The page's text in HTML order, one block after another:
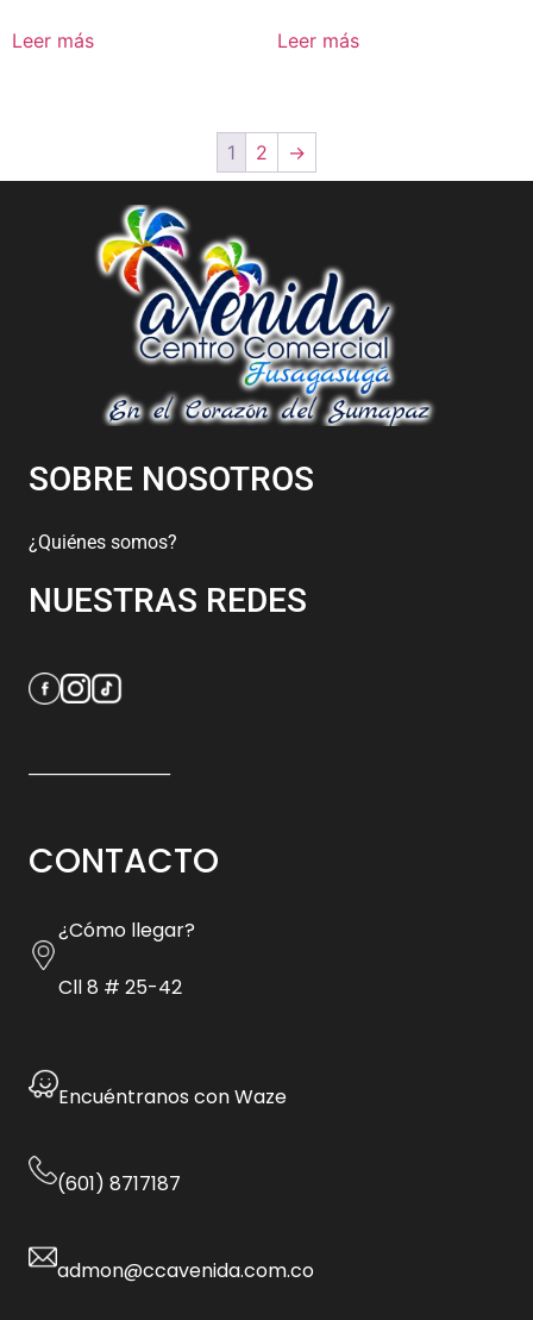
Leer más Leer más
1 2 →
SOBRE NOSOTROS
¿Quiénes somos?
NUESTRAS REDES
CONTACTO
¿Cómo llegar?
Cll 8 # 25-42
Encuéntranos con Waze
(601) 8717187
admon@ccavenida.com.co